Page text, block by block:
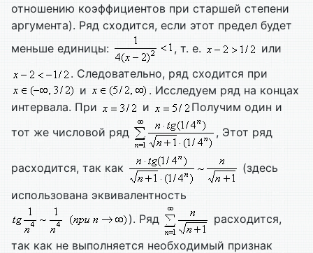
отношению коэффициентов при старшей степени
аргумента). Ряд сходится, если этот предел будет
меньше единицы:
, т. е.
или
. Следовательно, ряд сходится при
и
. Исследуем ряд на концах
интервала. При
и
Получим один и
тот же числовой ряд
, Этот ряд
расходится, так как
(здесь
использована эквивалентность
). Ряд
расходится,
так как не выполняется необходимый признак